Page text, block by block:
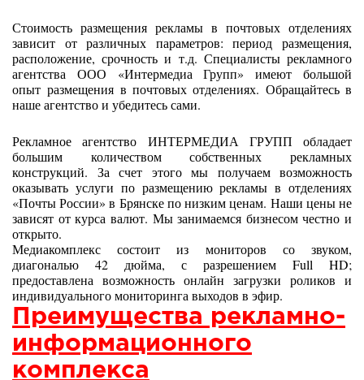
Стоимость размещения рекламы в почтовых отделениях
зависит от различных параметров: период размещения,
расположение, срочность и т.д. Специалисты рекламного
агентства ООО «Интермедиа Групп» имеют большой
опытразмещения в почтовых отделениях. Обращайтесь в
наше агентство и убедитесь сами.
Рекламное агентство ИНТЕРМЕДИА ГРУПП обладает
большим количеством собственных рекламных
конструкций. За счет этого мы получаем возможность
оказывать услуги по размещению рекламы в отделениях
«Почты России» в Брянске по низким ценам. Наши цены не
зависят от курса валют. Мы занимаемся бизнесом честно и
открыто.
Медиакомплекс состоит из мониторов со звуком,
диагональю 42 дюйма, с разрешением Full HD;
предоставлена возможность онлайн загрузки роликов и
индивидуального мониторинга выходов в эфир.
Преимущества рекламно-
информационного
комплекса